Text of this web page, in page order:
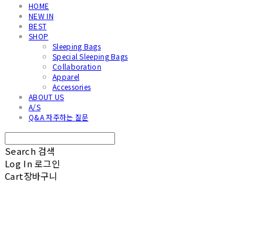
HOME
NEW IN
BEST
SHOP
Sleeping Bags
Special Sleeping Bags
Collaboration
Apparel
Accessories
ABOUT US
A/S
Q&A 자주하는 질문
Search 검색
Log In 로그인
Cart장바구니